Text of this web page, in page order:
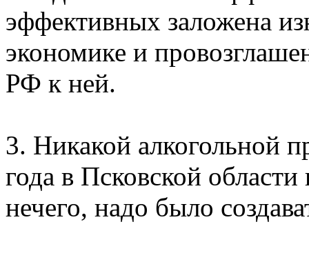
эффективных заложена
экономике и
РФ к ней.
3. Никакой алкогольной
года в Псковской
нечего, надо было